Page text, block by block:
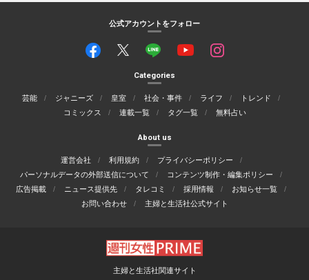
公式アカウントをフォロー
Categories
芸能 ジャニーズ 皇室 社会・事件 ライフ
トレンド
コミックス
連載一覧 タグ一覧 無料占い
About us
運営会社 利用規約
プライバシーポリシー
パーソナルデータの外部送信について
コンテンツ制作・編集ポリシー
広告掲載
ニュース提供先 タレコミ 採用情報
お知らせ一覧
お問い合わせ
主婦と生活社公式サイト
主婦と生活社関連サイト